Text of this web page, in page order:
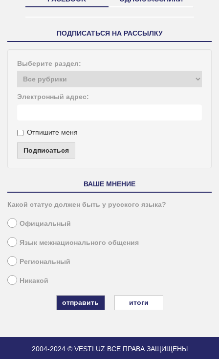
ПОДПИСАТЬСЯ НА РАССЫЛКУ
Выберите раздел:
Электронный адрес:
Отпишите меня
Подписаться
ВАШЕ МНЕНИЕ
Какой статус должен быть у русского языка?
Официальный
Язык межнационального общения
Региональный
Никакой
итоги
2004-2024 © VESTI.UZ ВСЕ ПРАВА ЗАЩИЩЕНЫ